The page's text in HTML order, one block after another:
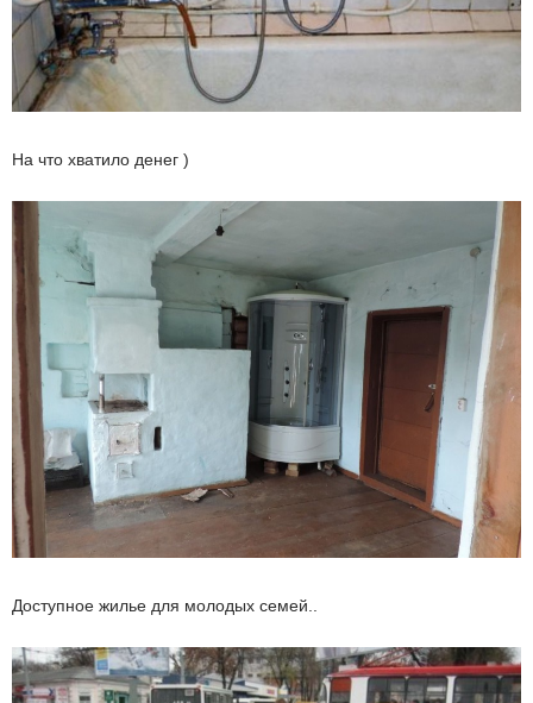
На что хватило денег )
Доступное жилье для молодых семей..